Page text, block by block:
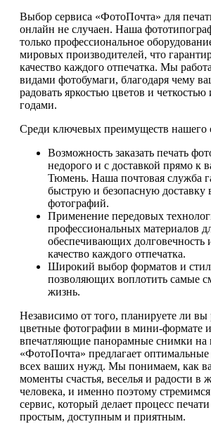
Выбор сервиса «ФотоПочта» для
онлайн не случаен. Наша
только профессиональное
мировых производителей, что
качество каждого отпечатка. Мы
видами фотобумаги, благодаря чему
радовать яркостью цветов и
годами.
Среди ключевых преимуществ нашего
Возможность заказать печать
недорого и с доставкой прямо к
Тюмень. Наша почтовая служба
быструю и безопасную доставку
фотографий.
Применение передовых
профессиональных материалов
обеспечивающих долговечность
качество каждого отпечатка.
Широкий выбор форматов и
позволяющих воплотить самые
жизнь.
Независимо от того, планируете ли вы
цветные фотографии в мини-формате
впечатляющие панорамные снимки на
«ФотоПочта» предлагает
всех ваших нужд. Мы понимаем, как
моменты счастья, веселья и радости в
человека, и именно поэтому
сервис, который делает процесс
простым, доступным и приятным.